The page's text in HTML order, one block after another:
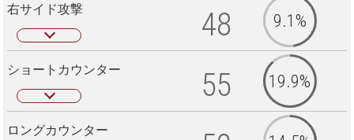
右サイド攻撃 48 9.1%
ショートカウンター 55 19.9%
ロングカウンター